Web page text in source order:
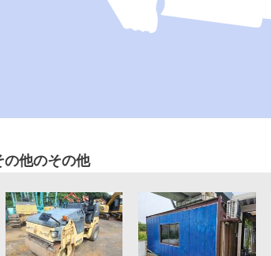
の他のその他